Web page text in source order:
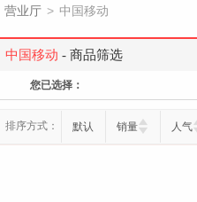
营业厅 > 中国移动
中国移动 - 商品筛选
您已选择：
排序方式： 默认 销量 人气